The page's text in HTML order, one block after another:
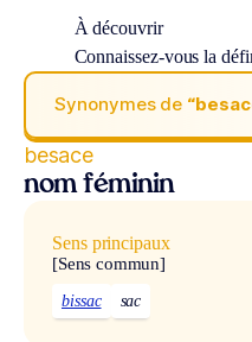
À découvrir
Connaissez-vous la
Synonymes de
besace
nom féminin
Sens principaux
[Sens commun]
bissac sac